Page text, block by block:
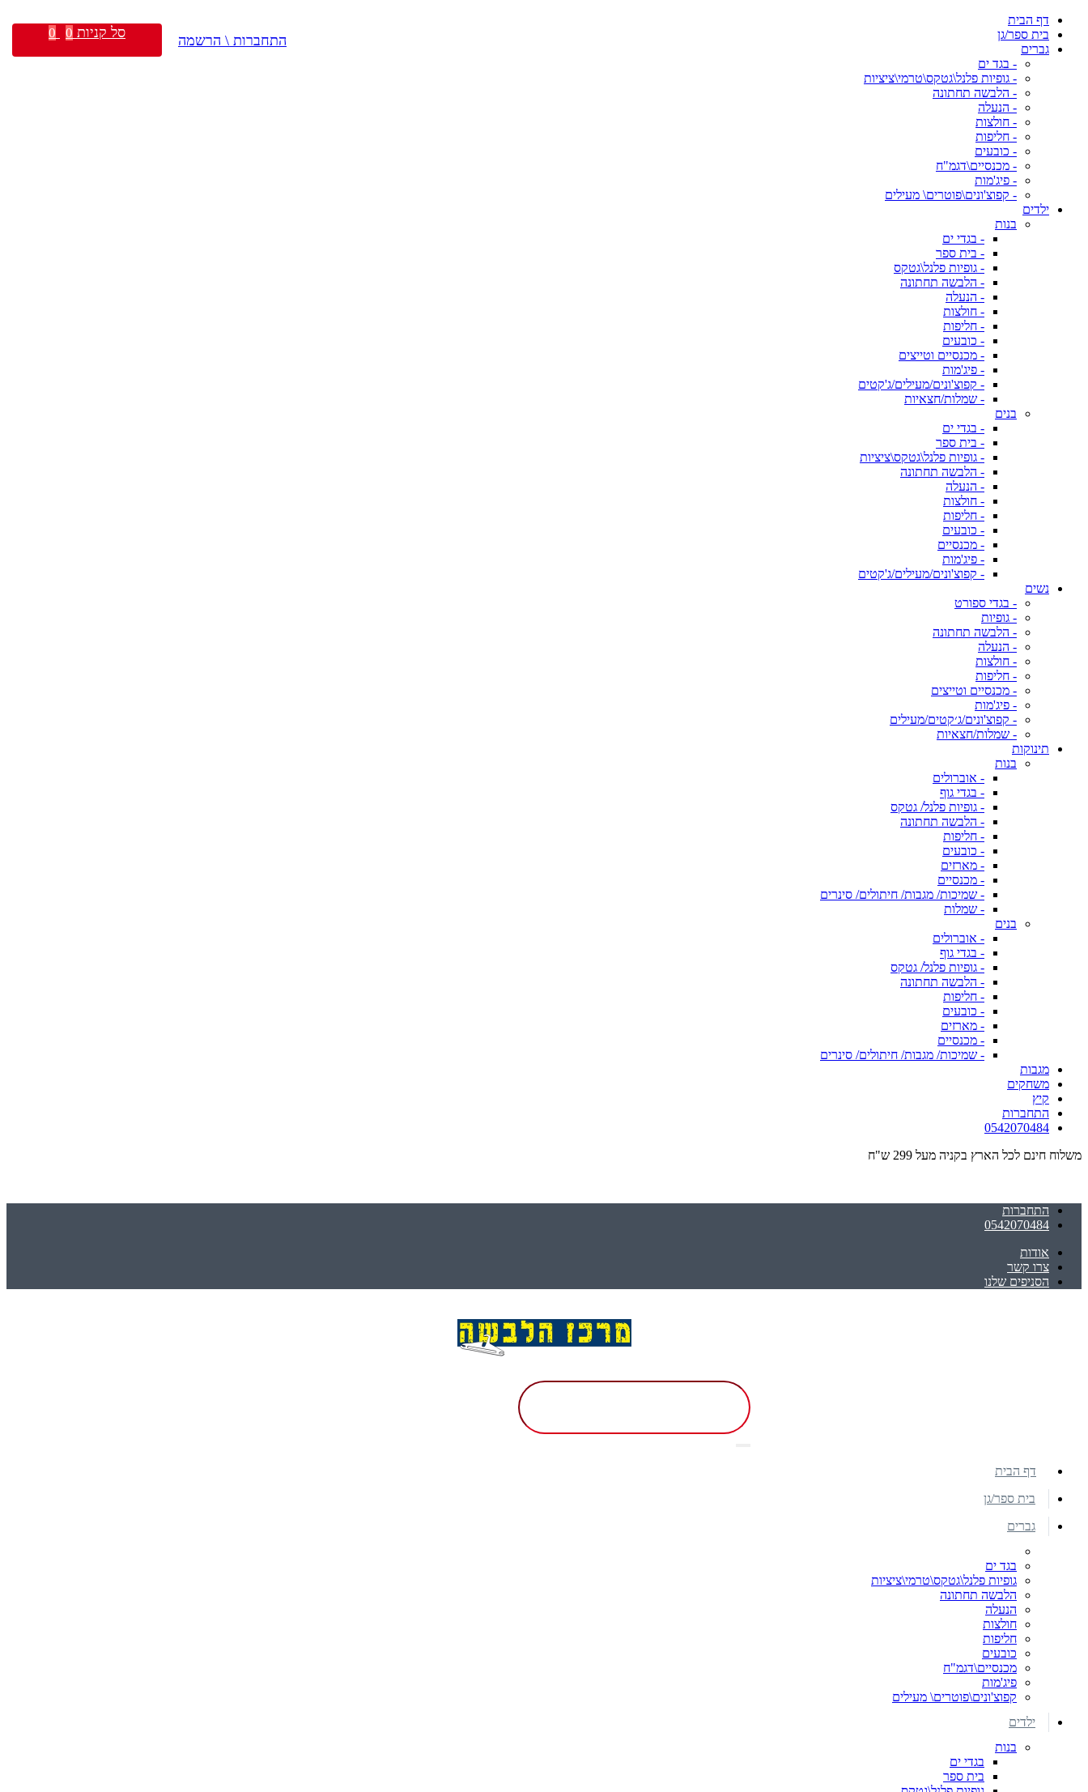
דף הבית
בית ספר/גן
גברים
- בגד ים
- גופיות פלנל\גטקס\טרמי\ציציות
- הלבשה תחתונה
- הנעלה
- חולצות
- חליפות
- כובעים
- מכנסיים\דגמ"ח
- פיג'מות
- קפוצ'ונים\פוטרים\ מעילים
ילדים
בנות
- בגדי ים
- בית ספר
- גופיות פלנל\גטקס
- הלבשה תחתונה
- הנעלה
- חולצות
- חליפות
- כובעים
- מכנסיים וטייצים
- פיג'מות
- קפוצ'ונים/מעילים/ג'קטים
- שמלות/חצאיות
בנים
- בגדי ים
- בית ספר
- גופיות פלנל\גטקס\ציציות
- הלבשה תחתונה
- הנעלה
- חולצות
- חליפות
- כובעים
- מכנסיים
- פיג'מות
- קפוצ'ונים/מעילים/ג'קטים
נשים
- בגדי ספורט
- גופיות
- הלבשה תחתונה
- הנעלה
- חולצות
- חליפות
- מכנסיים וטייצים
- פיג'מות
- קפוצ'ונים/ג׳קטים/מעילים
- שמלות/חצאיות
תינוקות
בנות
- אוברולים
- בגדי גוף
- גופיות פלנל/ גטקס
- הלבשה תחתונה
- חליפות
- כובעים
- מארזים
- מכנסיים
- שמיכות/ מגבות/ חיתולים/ סינרים
- שמלות
בנים
- אוברולים
- בגדי גוף
- גופיות פלנל/ גטקס
- הלבשה תחתונה
- חליפות
- כובעים
- מארזים
- מכנסיים
- שמיכות/ מגבות/ חיתולים/ סינרים
מגבות
משחקים
קיץ
התחברות
0542070484
משלוח חינם לכל הארץ בקניה מעל 299 ש"ח
התחברות
0542070484
אודות
צרו קשר
הסניפים שלנו
התחברות \ הרשמה סל קניות 0
0
דף הבית
בית ספר/גן
גברים
בגד ים
גופיות פלנל\גטקס\טרמי\ציציות
הלבשה תחתונה
הנעלה
חולצות
חליפות
כובעים
מכנסיים\דגמ"ח
פיג'מות
קפוצ'ונים\פוטרים\ מעילים
ילדים
בנות
בגדי ים
בית ספר